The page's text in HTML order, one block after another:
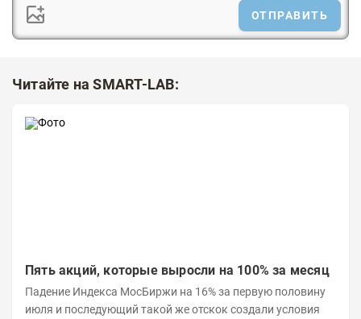
ОТПРАВИТЬ
Читайте на SMART-LAB:
Пять акций, которые выросли на 100% за месяц
Падение Индекса МосБиржи на 16% за первую половину
июля и последующий такой же отскок создали условия